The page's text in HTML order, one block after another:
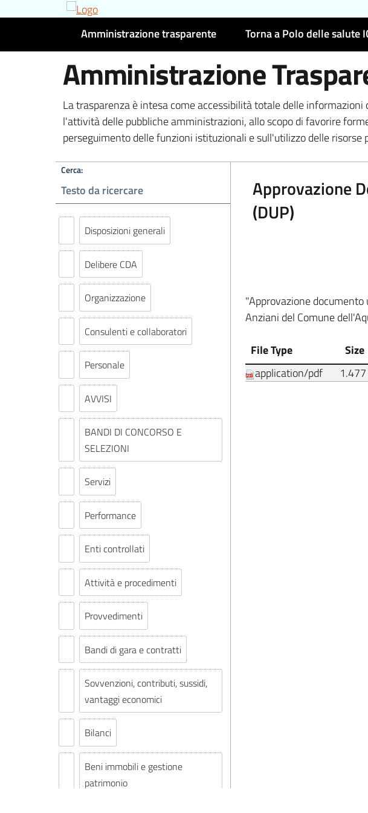
Amministrazione trasparente Torna a Polo delle salute
Amministrazione
La trasparenza è intesa come accessibilità totale delle
l'attività delle pubbliche amministrazioni, allo scopo di favorire
perseguimento delle funzioni istituzionali e sull'utilizzo delle risorse
Cerca:
Disposizioni generali
Delibere CDA
Organizzazione
Consulenti e collaboratori
Personale
AVVISI
BANDI DI CONCORSO E
SELEZIONI
Servizi
Performance
Enti controllati
Attività e procedimenti
Provvedimenti
Bandi di gara e contratti
Sovvenzioni, contributi, sussidi,
vantaggi economici
Bilanci
Beni immobili e gestione
patrimonio
Approvazione
(DUP)
"Approvazione
Anziani del Comune
File Type
Size
application/pdf